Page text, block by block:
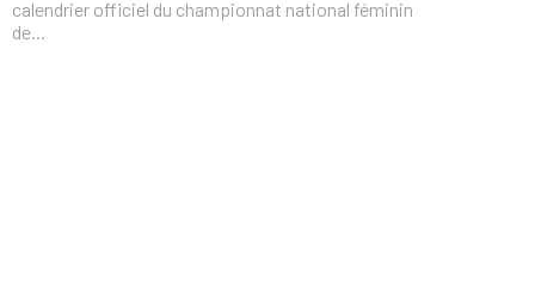
calendrier officiel du championnat national féminin
de...